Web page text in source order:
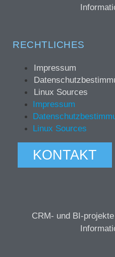
RECHTLICHES
Impressum
Linux Sources
Impressum
Linux Sources
KONTAKT
CRM- und BI-